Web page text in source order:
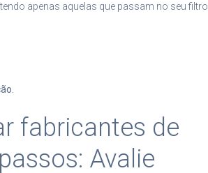
apenas aquelas que passam no seu filtro
fabricantes de
Avalie